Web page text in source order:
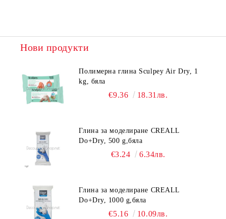
Нови продукти
Полимерна глина Sculpey Air Dry, 1
kg, бяла
€9.36 18.31лв.
Глина за моделиране CREALL
Do+Dry, 500 g,бяла
€3.24 6.34лв.
Глина за моделиране CREALL
Do+Dry, 1000 g,бяла
€5.16 10.09лв.